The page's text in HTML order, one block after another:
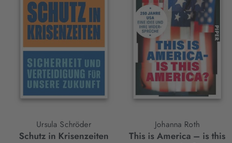
Ursula Schröder
Schutz in Krisenzeiten
Johanna Roth
This is America – is this